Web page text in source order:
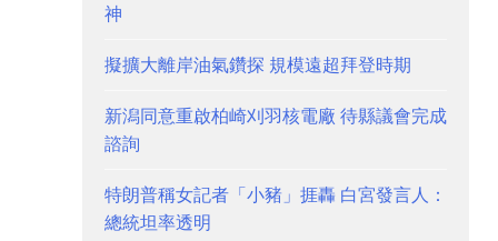
神
擬擴大離岸油氣鑽探 規模遠超拜登時期
新潟同意重啟柏崎刈羽核電廠 待縣議會完成
諮詢
特朗普稱女記者「小豬」捱轟 白宮發言人：
總統坦率透明